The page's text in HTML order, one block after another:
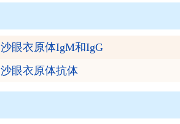
沙眼衣原体IgM和IgG
沙眼衣原体抗体